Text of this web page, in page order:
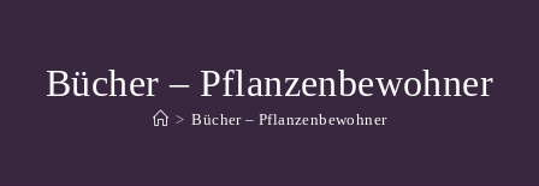
Bücher – Pflanzenbewohner
> Bücher – Pflanzenbewohner